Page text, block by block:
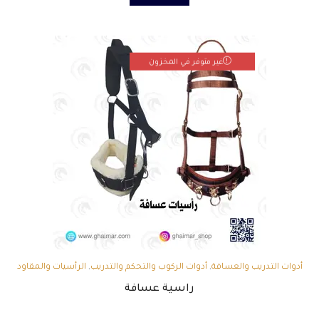
غير متوفر في المخزون
أدوات التدريب والعسافة, أدوات الركوب والتحكم والتدريب, الرأسيات والمقاود
راسية عسافة